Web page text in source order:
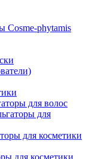
Cosme-phytamis
для волос
для
для косметики
для косметики